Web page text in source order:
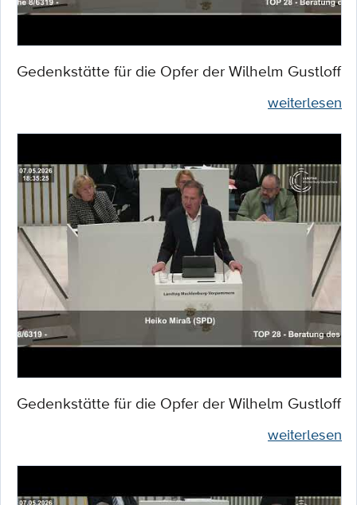
Gedenkstätte für die Opfer der Wilhelm Gustloff
weiterlesen
Gedenkstätte für die Opfer der Wilhelm Gustloff
weiterlesen